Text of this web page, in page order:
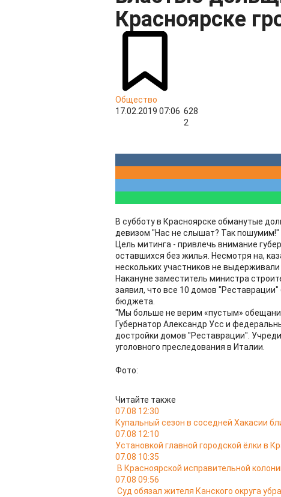
Красноярске
Общество
17.02.2019 07:06 628
2
В субботу в Красноярске обманутые
девизом "Нас не слышат? Так пошумим!"
Цель митинга - привлечь внимание
оставшихся без жилья. Несмотря на,
нескольких участников не
Накануне заместитель министра
заявил, что все 10 домов
бюджета.
"Мы больше не верим «пустым»
Губернатор Александр Усс и
достройки домов "Реставрации".
уголовного преследования в Италии.
Фото:
Читайте также
07.08 12:30
Купальный сезон в соседней Хакасии
07.08 12:10
Установкой главной городской ёлки в
07.08 10:35
В Красноярской исправительной
07.08 09:56
Суд обязал жителя Канского округа